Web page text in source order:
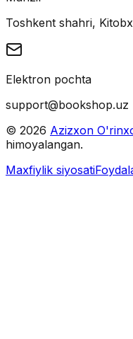
Toshkent shahri,
Elektron pochta
support@bookshop.uz
© 2026 Azizxon
himoyalangan.
Maxfiylik siyosati